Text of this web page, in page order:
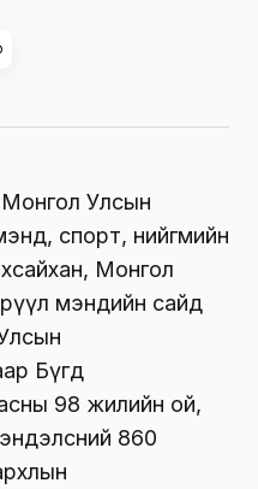
Улсын
спорт, нийгмийн
Монгол
мэндийн сайд
Бүгд
98 жилийн ой,
860